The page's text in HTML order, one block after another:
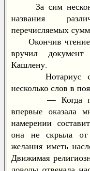
За сим
названия
перечисляемых
Окончив чтение,
вручил
Кашлену.
Нотариус
несколько слов в
— Когда
впервые оказала
намерении
она не скрыла от
желания иметь
Движимая